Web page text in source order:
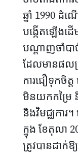
ឆ្នាំ 1990 ដំ
បង្កើតឡើងដ
បណ្តាញចាំបា
ដែលមានផល
ការជឿទុកចិត្
មិនយកកម្រៃ និ
និងវិមជ្ឈកា
ក្នុង ខែតុលា
ត្រូវបានដាក់